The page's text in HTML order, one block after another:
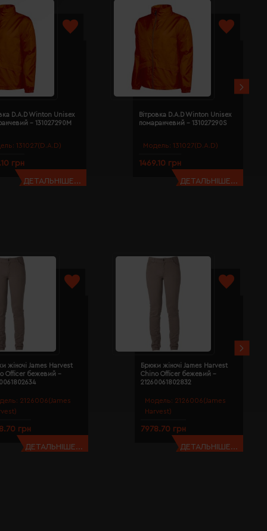
131027(D.A.D)
D.A.D Winton Unisex
- 131027290M
грн
ДЕТАЛЬНІШЕ...
Модель: 131027(D.A.D)
Вітровка D.A.D Winton Unisex
помаранчевий - 131027290S
1469.10 грн
ДЕТАЛЬНІШЕ...
2126006(James
жіночі James Harvest
Officer бежевий -
грн
ДЕТАЛЬНІШЕ...
Модель: 2126006(James
Harvest)
Брюки жіночі James Harvest
Chino Officer бежевий -
21260061802832
7978.70 грн
ДЕТАЛЬНІШЕ...